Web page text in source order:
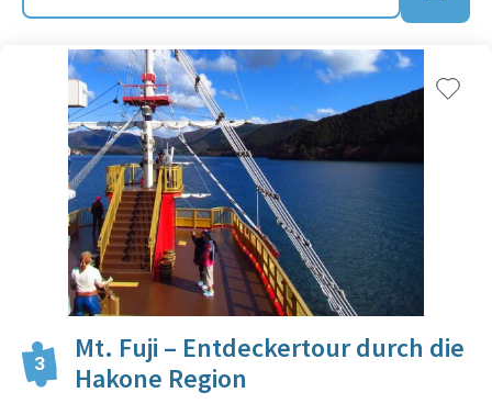
3
Mt. Fuji – Entdeckertour durch die
Hakone Region